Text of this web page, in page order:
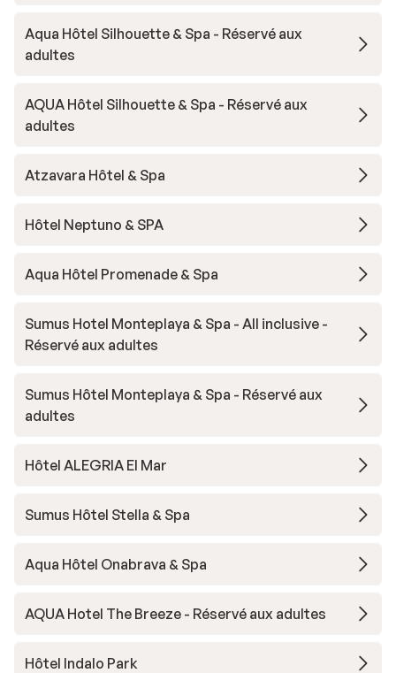
Aqua Hôtel Silhouette & Spa - Réservé aux
adultes
AQUA Hôtel Silhouette & Spa - Réservé aux
adultes
Atzavara Hôtel & Spa
Hôtel Neptuno & SPA
Aqua Hôtel Promenade & Spa
Sumus Hotel Monteplaya & Spa - All inclusive -
Réservé aux adultes
Sumus Hôtel Monteplaya & Spa - Réservé aux
adultes
Hôtel ALEGRIA El Mar
Sumus Hôtel Stella & Spa
Aqua Hôtel Onabrava & Spa
AQUA Hotel The Breeze - Réservé aux adultes
Hôtel Indalo Park